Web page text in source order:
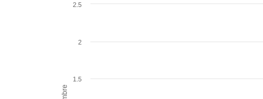
1.5
2
2.5